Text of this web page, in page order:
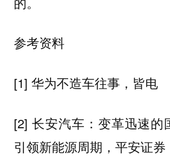
参考资料
[1] 华为不造车往事，皆电
[2] 长安汽车：变革迅速的
引领新能源周期，平安证券